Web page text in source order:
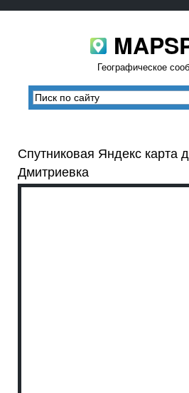
Географическое
Спутниковая Яндекс карта
Дмитриевка